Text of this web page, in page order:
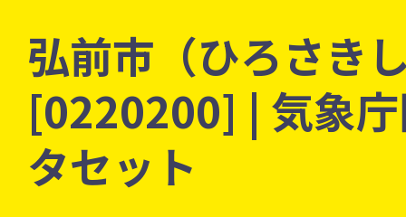
弘前市（ひろさき
[0220200] | 気象
タセット